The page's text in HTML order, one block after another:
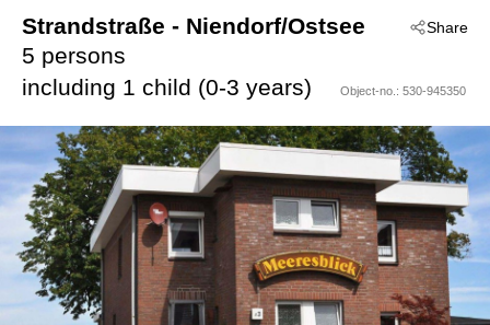
Share
Strandstraße - Niendorf/Ostsee
5 persons
including 1 child (0-3 years)
Object-no.: 530-945350